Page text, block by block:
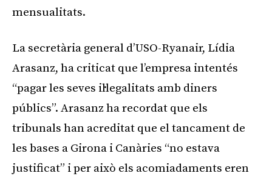
mensualitats.
La secretària general d’USO-Ryanair, Lídia
Arasanz, ha criticat que l’empresa intentés
“pagar les seves il·legalitats amb diners
públics”. Arasanz ha recordat que els
tribunals han acreditat que el tancament de
les bases a Girona i Canàries “no estava
justificat” i per això els acomiadaments eren